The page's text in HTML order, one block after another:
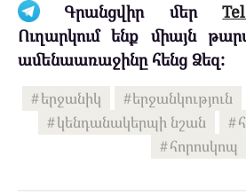
Գրանցվիր մեր
Ուղարկում ենք միայն
ամենաառաջինը հենց Ձեզ:
երջանիկ երջանկություն
կենդանակերպի նշան
հորոսկոպ